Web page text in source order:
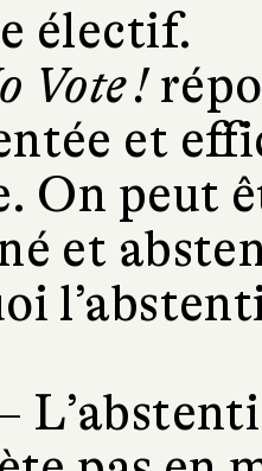
électif.
Vote !
et
On peut
et